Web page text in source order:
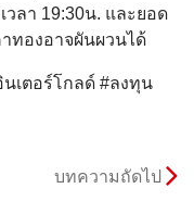
วลา 19:30น. และยอด
ทองอาจผันผวนได้
นเตอร์โกลด์ #ลงทุน
บทความถัดไป